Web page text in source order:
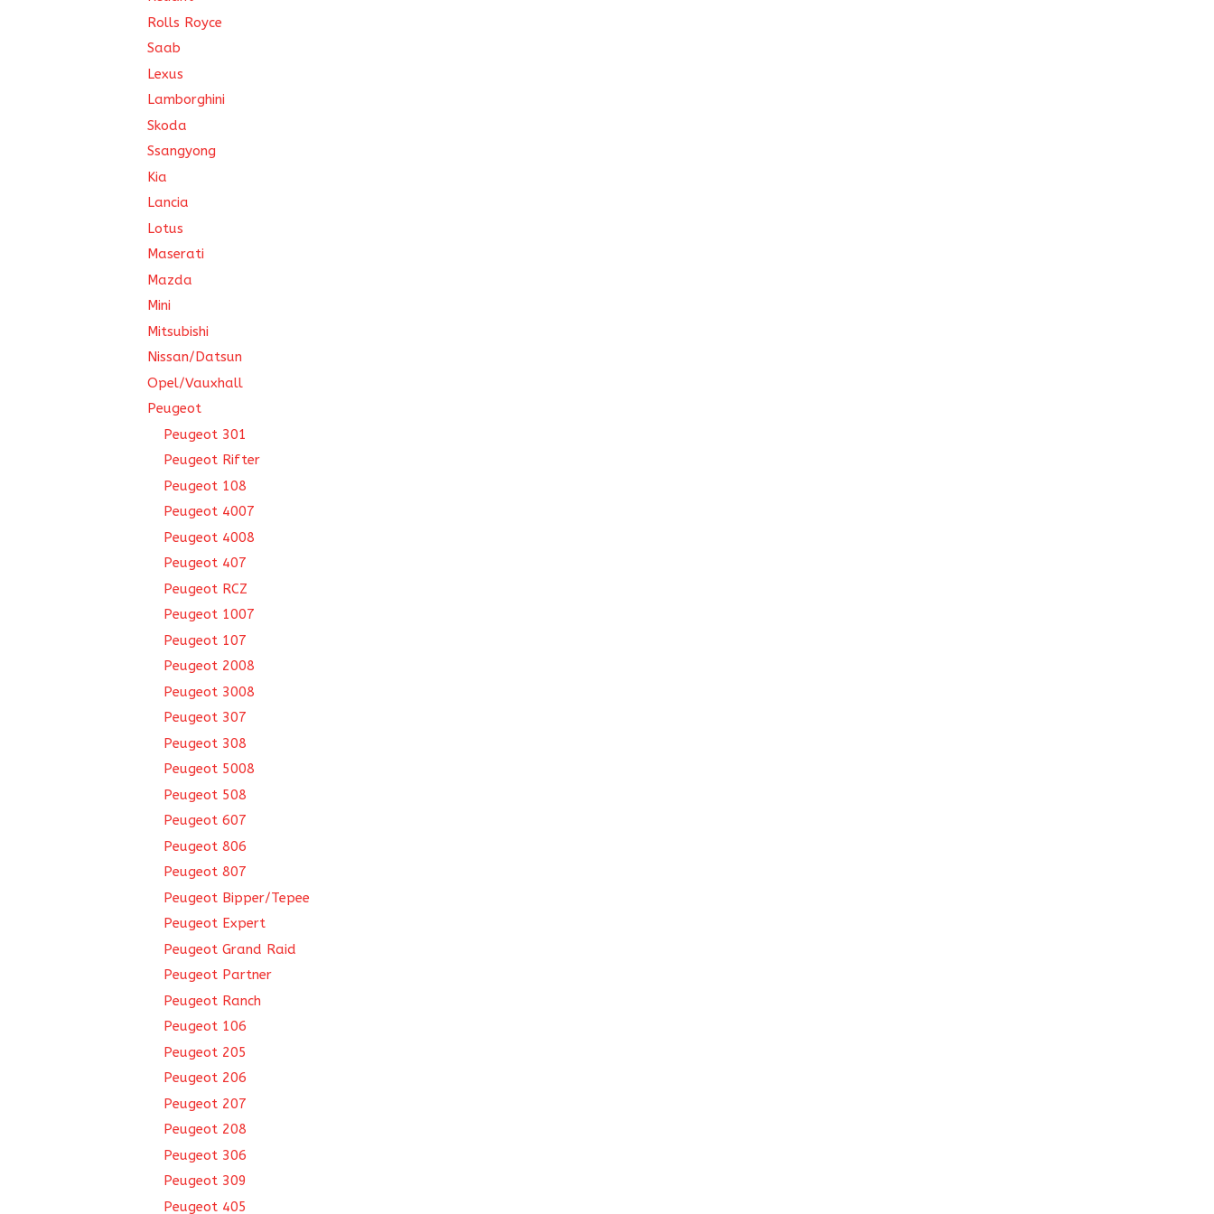
Rolls Royce
Saab
Lexus
Lamborghini
Skoda
Ssangyong
Kia
Lancia
Lotus
Maserati
Mazda
Mini
Mitsubishi
Nissan/Datsun
Opel/Vauxhall
Peugeot
Peugeot 301
Peugeot Rifter
Peugeot 108
Peugeot 4007
Peugeot 4008
Peugeot 407
Peugeot RCZ
Peugeot 1007
Peugeot 107
Peugeot 2008
Peugeot 3008
Peugeot 307
Peugeot 308
Peugeot 5008
Peugeot 508
Peugeot 607
Peugeot 806
Peugeot 807
Peugeot Bipper/Tepee
Peugeot Expert
Peugeot Grand Raid
Peugeot Partner
Peugeot Ranch
Peugeot 106
Peugeot 205
Peugeot 206
Peugeot 207
Peugeot 208
Peugeot 306
Peugeot 309
Peugeot 405